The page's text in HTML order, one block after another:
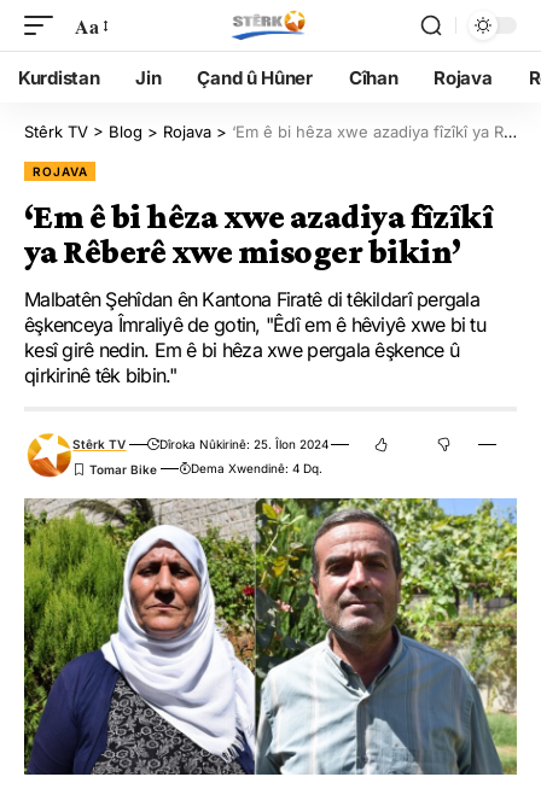
Aa
Kurdistan Jin Çand û Hûner Cîhan Rojava
Stêrk TV > Blog > Rojava > ‘Em ê bi hêza xwe azadiya fîzîkî ya Rêberê xwe misoger bikin’
ROJAVA
‘Em ê bi hêza xwe azadiya fîzîkî
ya Rêberê xwe misoger bikin’
Malbatên Şehîdan ên Kantona Firatê di têkildarî pergala
êşkenceya Îmraliyê de gotin, "Êdî em ê hêviyê xwe bi tu
kesî girê nedin. Em ê bi hêza xwe pergala êşkence û
qirkirinê têk bibin."
Stêrk TV
Dîroka Nûkirinê: 25. Îlon 2024
Dema Xwendinê: 4 Dq.